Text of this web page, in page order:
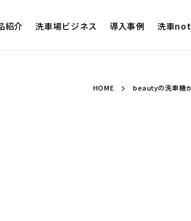
紹介 洗車場ビジネス 導入事例 洗車
HOME beautyの洗車機